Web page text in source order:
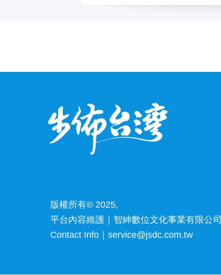
版權所有© 2025,
平台內容維護｜智紳數位文化事業有限公
Contact Info｜service@jsdc.com.tw